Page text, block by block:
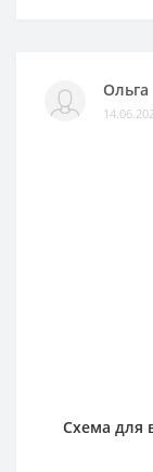
Ольга
Схема для